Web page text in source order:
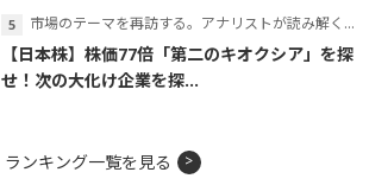
市場のテーマを再訪する。アナリストが読み解くテーマの本質
【日本株】株価77倍「第二のキオクシア」を探
せ！次の大化け企業を探...
ランキング一覧を見る